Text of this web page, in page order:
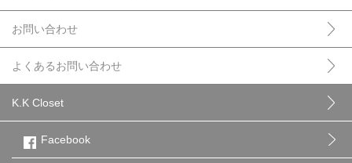
お問い合わせ
よくあるお問い合わせ
K.K Closet
Facebook